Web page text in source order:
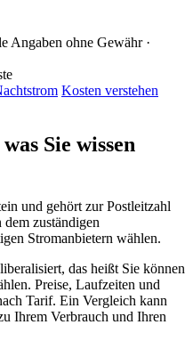
Angaben ohne Gewähr ·
Kosten verstehen
Sie wissen
und gehört zur Postleitzahl
zuständigen
Stromanbietern wählen.
das heißt Sie können
Preise, Laufzeiten und
Tarif. Ein Vergleich kann
Ihrem Verbrauch und Ihren